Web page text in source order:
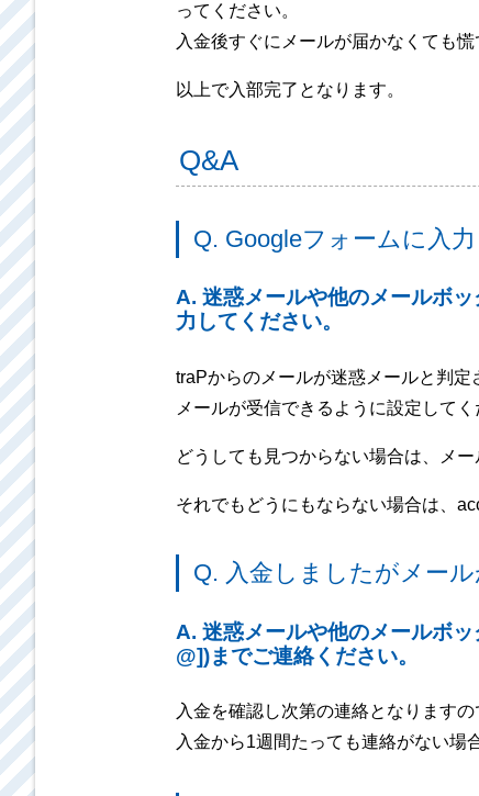
ってください。
入金後すぐにメールが届かなくても慌
以上で入部完了となります。
Q&A
Q. Googleフォームに入
A. 迷惑メールや他のメールボ
力してください。
traPからのメールが迷惑メールと判
メールが受信できるように設定してく
どうしても見つからない場合は、メ
それでもどうにもならない場合は、
Q. 入金しましたがメール
A. 迷惑メールや他のメールボ
@])までご連絡ください。
入金を確認し次第の連絡となります
入金から1週間たっても連絡がない場